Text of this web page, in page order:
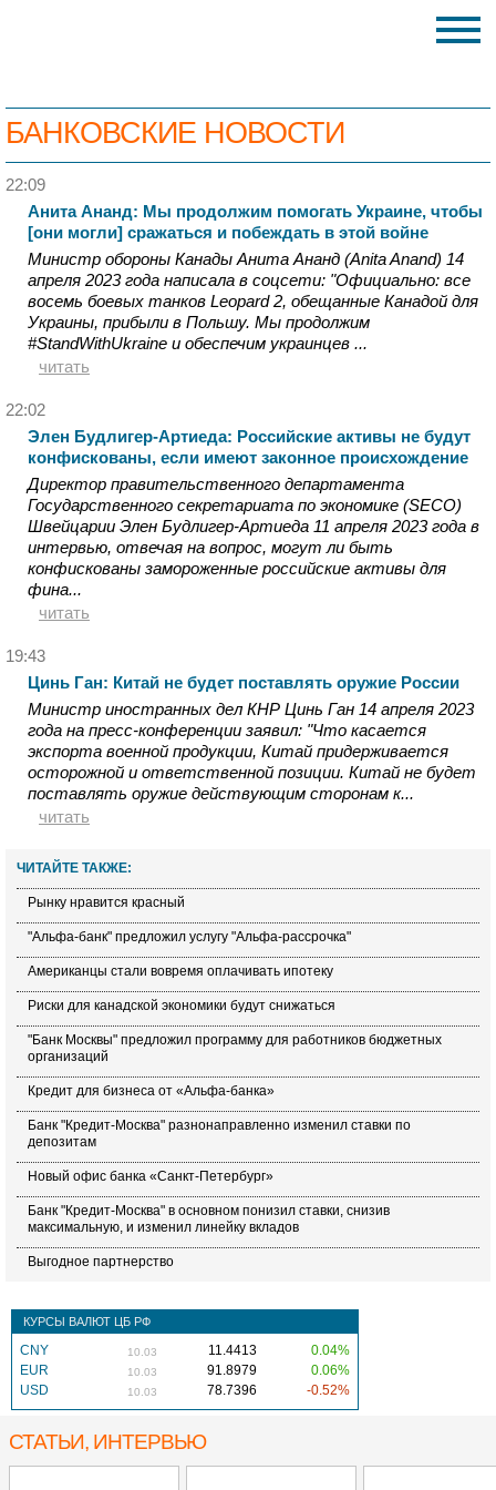
БАНКОВСКИЕ НОВОСТИ
22:09
Анита Ананд: Мы продолжим помогать Украине, чтобы
[они могли] сражаться и побеждать в этой войне
Министр обороны Канады Анита Ананд (Anita Anand) 14
апреля 2023 года написала в соцсети: "Официально: все
восемь боевых танков Leopard 2, обещанные Канадой для
Украины, прибыли в Польшу. Мы продолжим
#StandWithUkraine и обеспечим украинцев ...
читать
22:02
Элен Будлигер-Артиеда: Российские активы не будут
конфискованы, если имеют законное происхождение
Директор правительственного департамента
Государственного секретариата по экономике (SECO)
Швейцарии Элен Будлигер-Артиеда 11 апреля 2023 года в
интервью, отвечая на вопрос, могут ли быть
конфискованы замороженные российские активы для
фина...
читать
19:43
Цинь Ган: Китай не будет поставлять оружие России
Министр иностранных дел КНР Цинь Ган 14 апреля 2023
года на пресс-конференции заявил: "Что касается
экспорта военной продукции, Китай придерживается
осторожной и ответственной позиции. Китай не будет
поставлять оружие действующим сторонам к...
читать
ЧИТАЙТЕ ТАКЖЕ:
Рынку нравится красный
"Альфа-банк" предложил услугу "Альфа-рассрочка"
Американцы стали вовремя оплачивать ипотеку
Риски для канадской экономики будут снижаться
"Банк Москвы" предложил программу для работников бюджетных
организаций
Кредит для бизнеса от «Альфа-банка»
Банк "Кредит-Москва" разнонаправленно изменил ставки по
депозитам
Новый офис банка «Санкт-Петербург»
Банк "Кредит-Москва" в основном понизил ставки, снизив
максимальную, и изменил линейку вкладов
Выгодное партнерство
КУРСЫ ВАЛЮТ ЦБ РФ
CNY 10.03 11.4413
0.04%
EUR
10.03 91.8979
0.06%
USD
10.03 78.7396 -0.52%
СТАТЬИ, ИНТЕРВЬЮ